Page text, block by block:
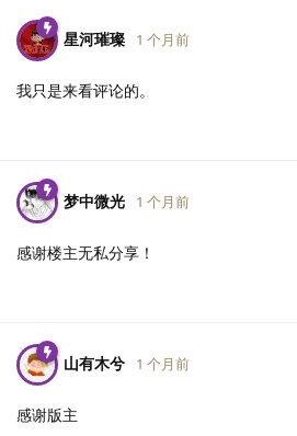
星河璀璨 1 个月前
我只是来看评论的。
梦中微光 1 个月前
感谢楼主无私分享！
山有木兮 1 个月前
感谢版主